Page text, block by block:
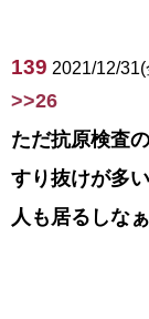
139 2021/12/
>>26
ただ抗原検査
すり抜けが多
人も居るしなぁ